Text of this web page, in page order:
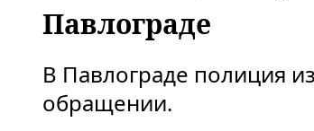
Павлограде
В Павлограде полиция
обращении.